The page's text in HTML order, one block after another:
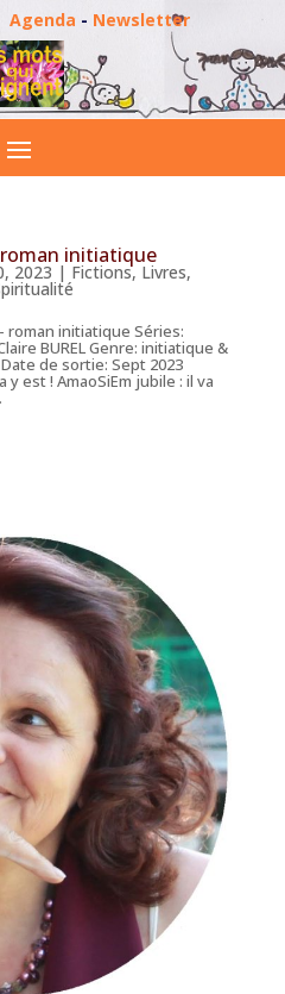
Agenda - Newsletter
roman initiatique
2023 | Fictions, Livres,
roman initiatique Séries:
BUREL Genre: initiatique &
de sortie: Sept 2023
y est ! AmaoSiEm jubile : il va